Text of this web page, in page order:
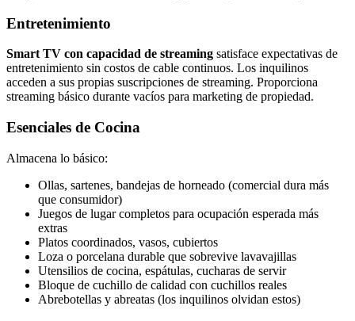
Entretenimiento
Smart TV con capacidad de streaming satisface expectativas de
entretenimiento sin costos de cable continuos. Los inquilinos
acceden a sus propias suscripciones de streaming. Proporciona
streaming básico durante vacíos para marketing de propiedad.
Esenciales de Cocina
Almacena lo básico:
Ollas, sartenes, bandejas de horneado (comercial dura más
que consumidor)
Juegos de lugar completos para ocupación esperada más
extras
Platos coordinados, vasos, cubiertos
Loza o porcelana durable que sobrevive lavavajillas
Utensilios de cocina, espátulas, cucharas de servir
Bloque de cuchillo de calidad con cuchillos reales
Abrebotellas y abreatas (los inquilinos olvidan estos)